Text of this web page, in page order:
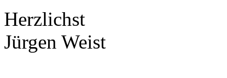
Herzlichst
Jürgen Weist